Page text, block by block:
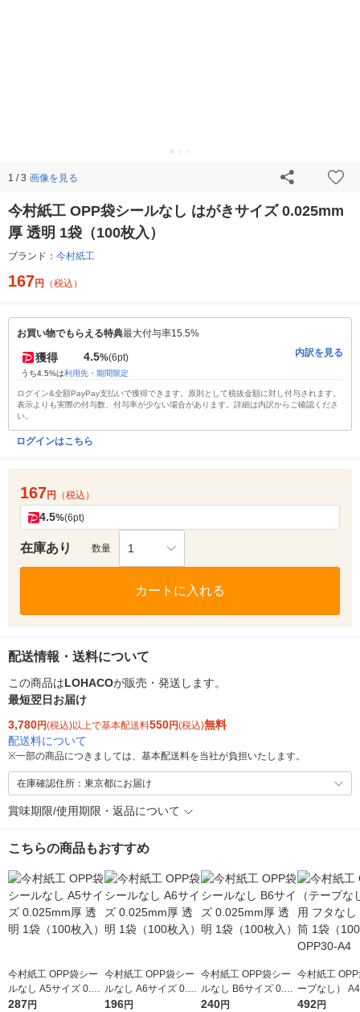
1 / 3 画像を見る
今村紙工 OPP袋シールなし はがきサイズ 0.025mm
厚 透明 1袋（100枚入）
ブランド： 今村紙工
167円 （税込）
お買い物でもらえる特典最大付与率15.5%
獲得 4.5%(6pt)
うち4.5%は利用先・期間限定
内訳を見る
ログイン&全額PayPay支払いで獲得できます。原則として税抜金額に対し付与されます。
表示よりも実際の付与数、付与率が少ない場合があります。詳細は内訳からご確認くださ
い。
ログインはこちら
167円 （税込）
4.5%(6pt)
在庫あり 数量 1
カートに入れる
配送情報・送料について
この商品はLOHACOが販売・発送します。
最短翌日お届け
3,780円(税込)以上で基本配送料550円(税込)無料
配送料について
※一部の商品につきましては、基本配送料を当社が負担いたします。
在庫確認住所：東京都にお届け
賞味期限/使用期限・返品について
こちらの商品もおすすめ
今村紙工 OPP袋シー
ルなし A5サイズ 0.02
5mm厚 透明 1袋（10
287円
今村紙工 OPP袋シー
ルなし A6サイズ 0.02
5mm厚 透明 1袋（10
196円
今村紙工 OPP袋シー
ルなし B6サイズ 0.02
5mm厚 透明 1袋（10
240円
今村紙工
ープなし）
なし 透明封
492円